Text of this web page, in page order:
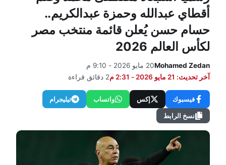
أقطاي عبدالله وحمزة عبدالكريم..
حسام حسن يُعلن قائمة منتخب مصر
لكأس العالم 2026
Mohamed Zedan20 مايو 2026 - 9:10 م
آخر تحديث: 21 مايو 2026 - 2:31 م
2 دقائق قراءة
فيسبوك إكس واتساب تيليجرام
نسخ الرابط